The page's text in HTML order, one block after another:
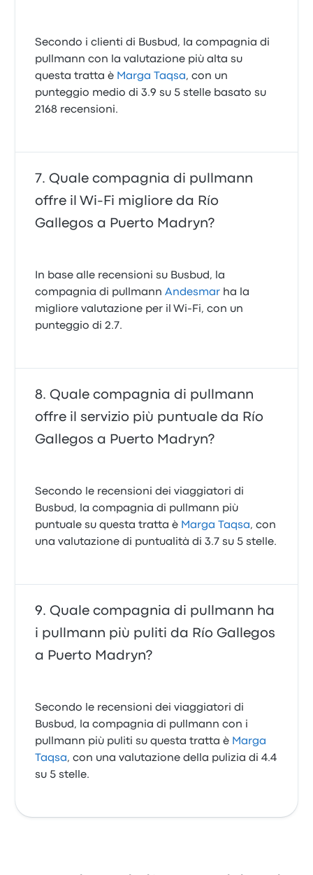
Secondo i clienti di Busbud, la compagnia di
pullmann con la valutazione più alta su
questa tratta è Marga Taqsa, con un
punteggio medio di 3.9 su 5 stelle basato su
2168 recensioni.
Quale compagnia di pullmann
offre il Wi‑Fi migliore da Río
Gallegos a Puerto Madryn?
In base alle recensioni su Busbud, la
compagnia di pullmannAndesmar ha la
migliore valutazione per il Wi-Fi, con un
punteggio di 2.7.
Quale compagnia di pullmann
offre il servizio più puntuale da Río
Gallegos a Puerto Madryn?
Secondo le recensioni dei viaggiatori di
Busbud, la compagnia di pullmann più
puntuale su questa tratta è Marga Taqsa, con
una valutazione di puntualità di 3.7 su 5 stelle.
Quale compagnia di pullmann ha
i pullmann più puliti da Río Gallegos
a Puerto Madryn?
Secondo le recensioni dei viaggiatori di
Busbud, la compagnia di pullmann con i
pullmann più puliti su questa tratta è Marga
Taqsa, con una valutazione della pulizia di 4.4
su 5 stelle.